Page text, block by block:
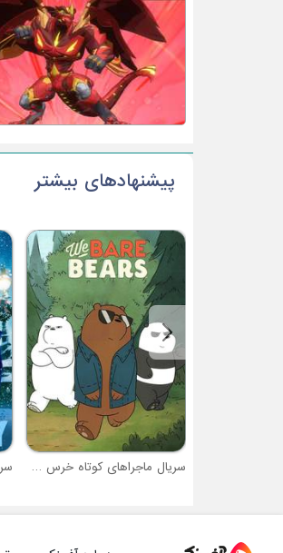
پیشنهادهای بیشتر
سریال ماجراهای کوتاه خرس های کله فندقی